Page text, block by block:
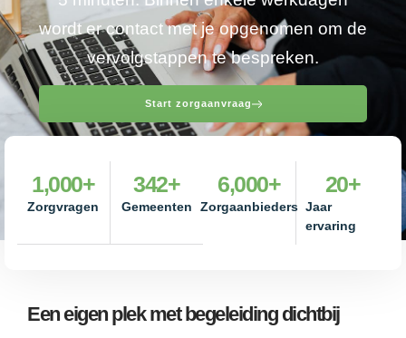
wordt er contact met je opgenomen om de
vervolgstappen te bespreken.
Start zorgaanvraag
Zorgvragen
1,000+
Gemeenten
342+
Zorgaanbieders
6,000+
Jaar
ervaring
20+
Een eigen plek met begeleiding dichtbij